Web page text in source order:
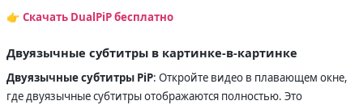
👉 Скачать DualPiP бесплатно
Двуязычные субтитры в картинке-в-картинке
Двуязычные субтитры PiP: Откройте видео в плавающем окне,
где двуязычные субтитры отображаются полностью. Это